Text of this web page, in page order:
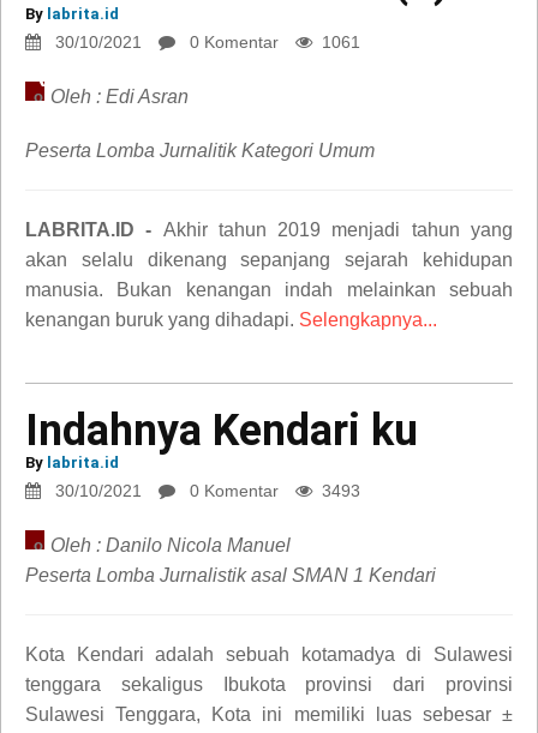
By labrita.id
30/10/2021 0 Komentar 1061
opini
Covid-
19
Oleh : Edi Asran
Peserta Lomba Jurnalitik Kategori Umum
LABRITA.ID - Akhir tahun 2019 menjadi tahun yang
akan selalu dikenang sepanjang sejarah kehidupan
manusia. Bukan kenangan indah melainkan sebuah
kenangan buruk yang dihadapi. Selengkapnya...
Indahnya Kendari ku
By labrita.id
30/10/2021 0 Komentar 3493
opini
Indahnya
Kendari
Oleh : Danilo Nicola Manuel
Peserta Lomba Jurnalistik asal SMAN 1 Kendari
Kota Kendari adalah sebuah kotamadya di Sulawesi
tenggara sekaligus Ibukota provinsi dari provinsi
Sulawesi Tenggara, Kota ini memiliki luas sebesar ±